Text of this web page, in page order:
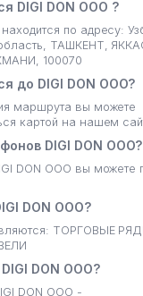
ТАТАР г. ТАШКЕНТА
ООО
ООО
МАЛАЙЗИИ
BILIMDON
DIGI DON ООО ?
по адресу:
ТАШКЕНТ,
100070
до DIGI DON ООО?
маршрута вы можете
картой на нашем
DIGI DON ООО?
DON ООО вы
DON ООО?
ТОРГОВЫЕ
DON ООО?
DON ООО -